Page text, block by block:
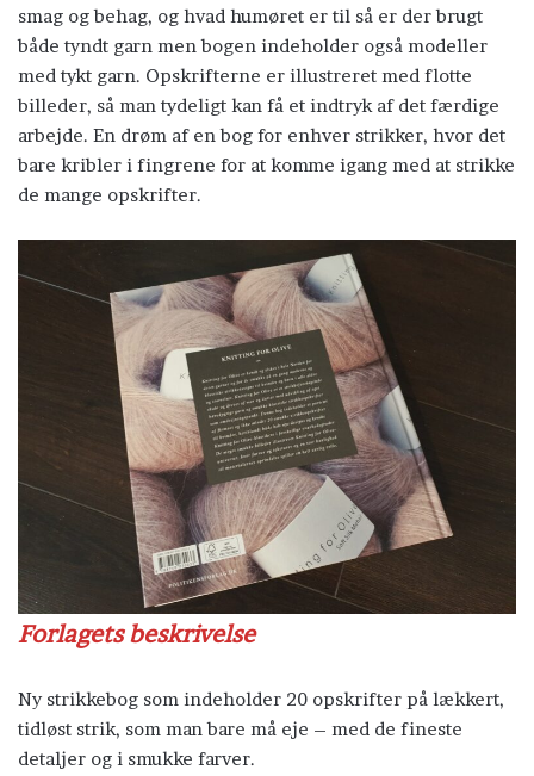
smag og behag, og hvad humøret er til så er der brugt
både tyndt garn men bogen indeholder også modeller
med tykt garn. Opskrifterne er illustreret med flotte
billeder, så man tydeligt kan få et indtryk af det færdige
arbejde. En drøm af en bog for enhver strikker, hvor det
bare kribler i fingrene for at komme igang med at strikke
de mange opskrifter.
Forlagets beskrivelse
Ny strikkebog som indeholder 20 opskrifter på lækkert,
tidløst strik, som man bare må eje – med de fineste
detaljer og i smukke farver.